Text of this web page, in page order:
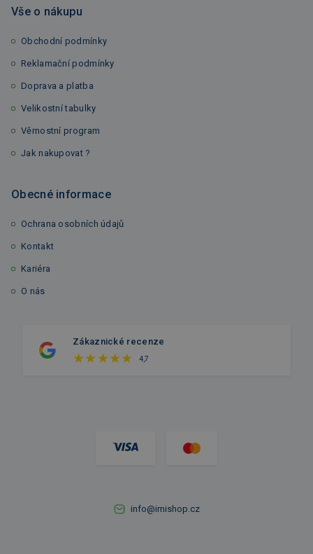
Vše o nákupu
Obchodní podmínky
Reklamační podmínky
Doprava a platba
Velikostní tabulky
Věrnostní program
Jak nakupovat ?
Obecné informace
Ochrana osobních údajů
Kontakt
Kariéra
O nás
Zákaznické recenze
4,7
info@imishop.cz